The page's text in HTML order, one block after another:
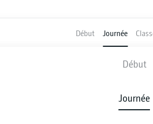
Début Journée
Début
Journée
HOLSTEIN KIEL -
4 0